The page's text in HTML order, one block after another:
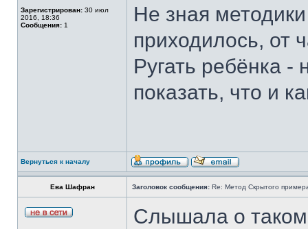
Зарегистрирован: 30 июл
2016, 18:36
Сообщения: 1
Не зная
приходилось, от
Ругать ребёнка
показать, что и
Вернуться к началу
Ева Шафран Заголовок сообщения: Re: Метод Cкрытого
Слышала о таком